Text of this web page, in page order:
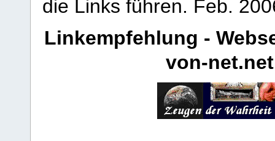
die Links führen. Feb.
Linkempfehlung -
von-net.net